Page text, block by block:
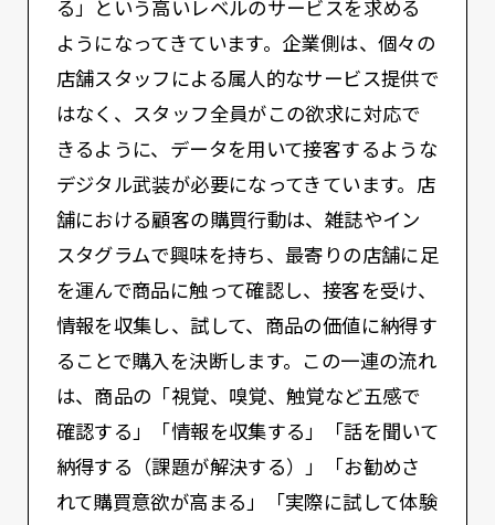
る」という高いレベルのサービスを求める
ようになってきています。企業側は、個々の
店舗スタッフによる属人的なサービス提供で
はなく、スタッフ全員がこの欲求に対応で
きるように、データを用いて接客するような
デジタル武装が必要になってきています。店
舗における顧客の購買行動は、雑誌やイン
スタグラムで興味を持ち、最寄りの店舗に足
を運んで商品に触って確認し、接客を受け、
情報を収集し、試して、商品の価値に納得す
ることで購入を決断します。この一連の流れ
は、商品の「視覚、嗅覚、触覚など五感で
確認する」「情報を収集する」「話を聞いて
納得する（課題が解決する）」「お勧めさ
れて購買意欲が高まる」「実際に試して体験